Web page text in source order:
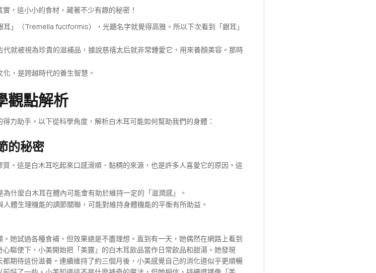
，這小小的食材，藏著不少有趣的秘密！
耳」（Tremella fuciformis），光聽名字就覺得高雅。所以下次看到「銀耳」
代就被視為珍貴的滋補品，據說慈禧太后就非常鍾愛它，用來養顏美容。那時
，是跨越時代的養生智慧。
觀點解析
力助手。以下從科學角度，解析白木耳可能如何幫助我們的身體：
的秘密
。這是白木耳吃起來口感滑順、黏稠的來源，也是許多人喜愛它的原因。這
什麼白木耳在體內可能會有助於維持一定的「滋潤感」。
體生理機能的調節關聯，可能對維持身體機能的平衡有所助益。
她試過各種食補，但效果總是不盡理想。直到有一天，她偶然在網路上看到
驅使下，小美開始把「美露」的白木耳飲品當作日常飲品和甜湯。她發現
期待這份滋養。連續維持了約三個月後，小美感覺自己的消化道似乎更順暢